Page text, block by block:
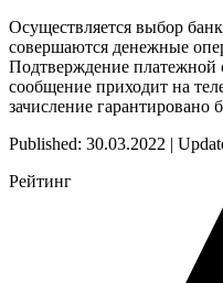
Осуществляется выбор
совершаются денежные
Подтверждение
сообщение приходит на
зачисление гарантировано
Published: 30.03.2022 |
Рейтинг